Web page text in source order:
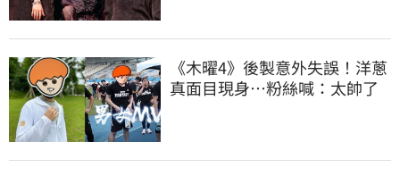
《木曜4》後製意外失誤！洋蔥
真面目現身…粉絲喊：太帥了